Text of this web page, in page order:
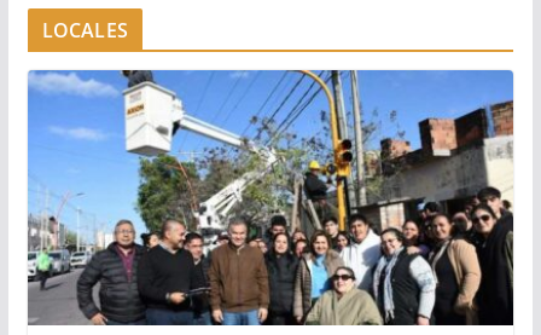
LOCALES